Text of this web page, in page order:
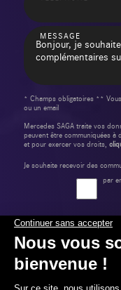
MESSAGE
* Champs obligatoires **
ou un email
Mercedes SAGA traite vos
peuvent être communiquées à
et pour exercer vos droits,
Je souhaite recevoir des
par